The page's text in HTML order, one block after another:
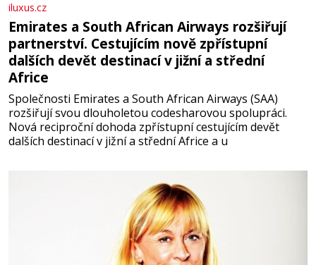
iluxus.cz
Emirates a South African Airways rozšiřují
partnerství. Cestujícím nově zpřístupní
dalších devět destinací v jižní a střední
Africe
Společnosti Emirates a South African Airways (SAA)
rozšiřují svou dlouholetou codesharovou spolupráci.
Nová reciproční dohoda zpřístupní cestujícím devět
dalších destinací v jižní a střední Africe a u